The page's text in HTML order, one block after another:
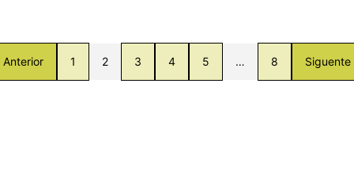
Anterior 1 2 3 4 5 … 8 Siguente